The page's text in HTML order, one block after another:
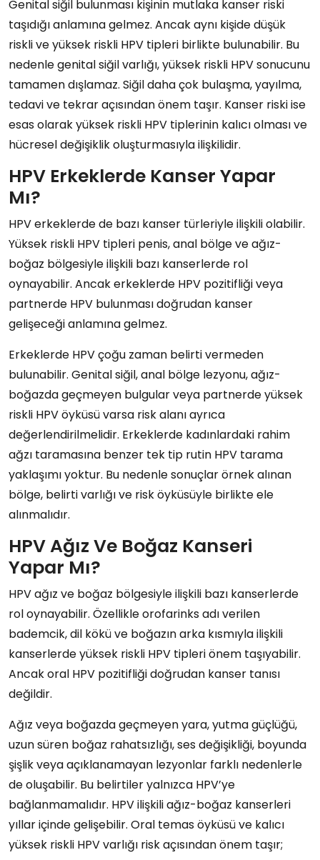
Genital siğil bulunması kişinin mutlaka kanser riski
taşıdığı anlamına gelmez. Ancak aynı kişide düşük
riskli ve yüksek riskli HPV tipleri birlikte bulunabilir. Bu
nedenle genital siğil varlığı, yüksek riskli HPV sonucunu
tamamen dışlamaz. Siğil daha çok bulaşma, yayılma,
tedavi ve tekrar açısından önem taşır. Kanser riski ise
esas olarak yüksek riskli HPV tiplerinin kalıcı olması ve
hücresel değişiklik oluşturmasıyla ilişkilidir.
HPV Erkeklerde Kanser Yapar
Mı?
HPV erkeklerde de bazı kanser türleriyle ilişkili olabilir.
Yüksek riskli HPV tipleri penis, anal bölge ve ağız-
boğaz bölgesiyle ilişkili bazı kanserlerde rol
oynayabilir. Ancak erkeklerde HPV pozitifliği veya
partnerde HPV bulunması doğrudan kanser
gelişeceği anlamına gelmez.
Erkeklerde HPV çoğu zaman belirti vermeden
bulunabilir. Genital siğil, anal bölge lezyonu, ağız-
boğazda geçmeyen bulgular veya partnerde yüksek
riskli HPV öyküsü varsa risk alanı ayrıca
değerlendirilmelidir. Erkeklerde kadınlardaki rahim
ağzı taramasına benzer tek tip rutin HPV tarama
yaklaşımı yoktur. Bu nedenle sonuçlar örnek alınan
bölge, belirti varlığı ve risk öyküsüyle birlikte ele
alınmalıdır.
HPV Ağız Ve Boğaz Kanseri
Yapar Mı?
HPV ağız ve boğaz bölgesiyle ilişkili bazı kanserlerde
rol oynayabilir. Özellikle orofarinks adı verilen
bademcik, dil kökü ve boğazın arka kısmıyla ilişkili
kanserlerde yüksek riskli HPV tipleri önem taşıyabilir.
Ancak oral HPV pozitifliği doğrudan kanser tanısı
değildir.
Ağız veya boğazda geçmeyen yara, yutma güçlüğü,
uzun süren boğaz rahatsızlığı, ses değişikliği, boyunda
şişlik veya açıklanamayan lezyonlar farklı nedenlerle
de oluşabilir. Bu belirtiler yalnızca HPV’ye
bağlanmamalıdır. HPV ilişkili ağız-boğaz kanserleri
yıllar içinde gelişebilir. Oral temas öyküsü ve kalıcı
yüksek riskli HPV varlığı risk açısından önem taşır;